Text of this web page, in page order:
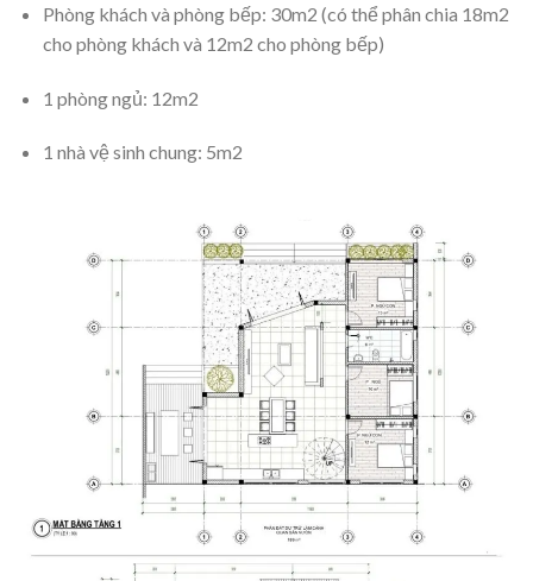
Phòng khách và phòng bếp: 30m2 (có thể phân chia 18m2
cho phòng khách và 12m2 cho phòng bếp)
1 phòng ngủ: 12m2
1 nhà vệ sinh chung: 5m2